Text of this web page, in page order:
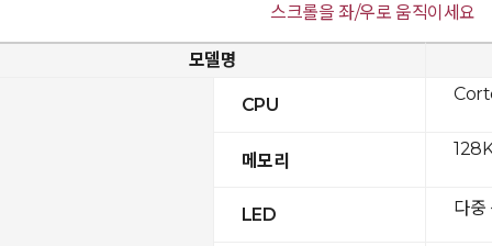
스크롤을 좌/우로 움직이세요
모델명
CPU
메모리
LED 다중